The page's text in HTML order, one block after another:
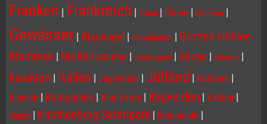
Franken | Frankreich | Friaul | Fünen | Gemona |
Gewässer | Glaskugel | Graubünden | Grotten Höhlen
Klammen | Großbritannien | Gänsegeier | Gärten | Hessen |
Insekten | Italien | Jugendstil | Jütland | Kakteen |
Kamele | Kampanien | Kap Verde | Kapverden | Katzen |
Kinder | Knuthenborg Safaripark | Kolonnade |